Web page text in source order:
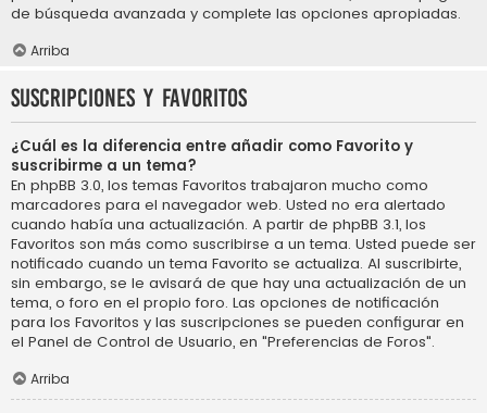
de búsqueda avanzada y complete las opciones apropiadas.
Arriba
Suscripciones y Favoritos
¿Cuál es la diferencia entre añadir como Favorito y
suscribirme a un tema?
En phpBB 3.0, los temas Favoritos trabajaron mucho como
marcadores para el navegador web. Usted no era alertado
cuando había una actualización. A partir de phpBB 3.1, los
Favoritos son más como suscribirse a un tema. Usted puede ser
notificado cuando un tema Favorito se actualiza. Al suscribirte,
sin embargo, se le avisará de que hay una actualización de un
tema, o foro en el propio foro. Las opciones de notificación
para los Favoritos y las suscripciones se pueden configurar en
el Panel de Control de Usuario, en "Preferencias de Foros".
Arriba